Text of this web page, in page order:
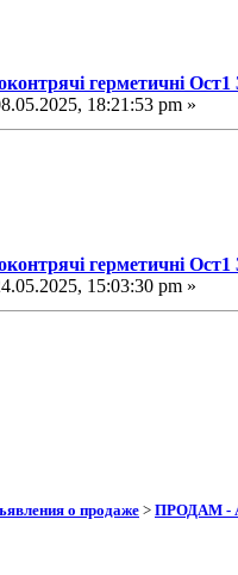
герметичні Ост1
18:21:53 pm »
герметичні Ост1
15:03:30 pm »
о продаже > ПРОДАМ -